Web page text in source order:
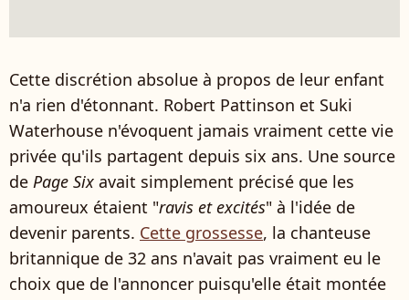
Cette discrétion absolue à propos de leur enfant
n'a rien d'étonnant. Robert Pattinson et Suki
Waterhouse n'évoquent jamais vraiment cette vie
privée qu'ils partagent depuis six ans. Une source
de Page Six avait simplement précisé que les
amoureux étaient "ravis et excités" à l'idée de
devenir parents. Cette grossesse, la chanteuse
britannique de 32 ans n'avait pas vraiment eu le
choix que de l'annoncer puisqu'elle était montée